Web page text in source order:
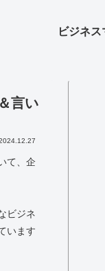
ビジネ
言い
て、企
ビジネ
います